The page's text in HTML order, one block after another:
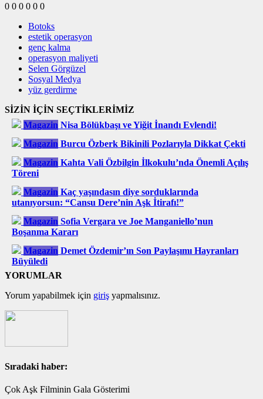
0 0 0 0 0 0
Botoks
estetik operasyon
genç kalma
operasyon maliyeti
Selen Görgüzel
Sosyal Medya
yüz gerdirme
SİZİN İÇİN SEÇTİKLERİMİZ
Magazin Nisa Bölükbaşı ve Yiğit İnandı Evlendi!
Magazin Burcu Özberk Bikinili Pozlarıyla Dikkat Çekti
Magazin Kahta Vali Özbilgin İlkokulu’nda Önemli Açılış
Töreni
Magazin Kaç yaşındasın diye sorduklarında
utanıyorsun: “Cansu Dere’nin Aşk İtirafı!”
Magazin Sofia Vergara ve Joe Manganiello’nun
Boşanma Kararı
Magazin Demet Özdemir’ın Son Paylaşımı Hayranları
Büyüledi
YORUMLAR
Yorum yapabilmek için giriş yapmalısınız.
Sıradaki haber:
Çok Aşk Filminin Gala Gösterimi